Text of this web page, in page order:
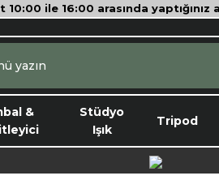
ile 16:00 arasında
&
Stüdyo
Işık
Tripod